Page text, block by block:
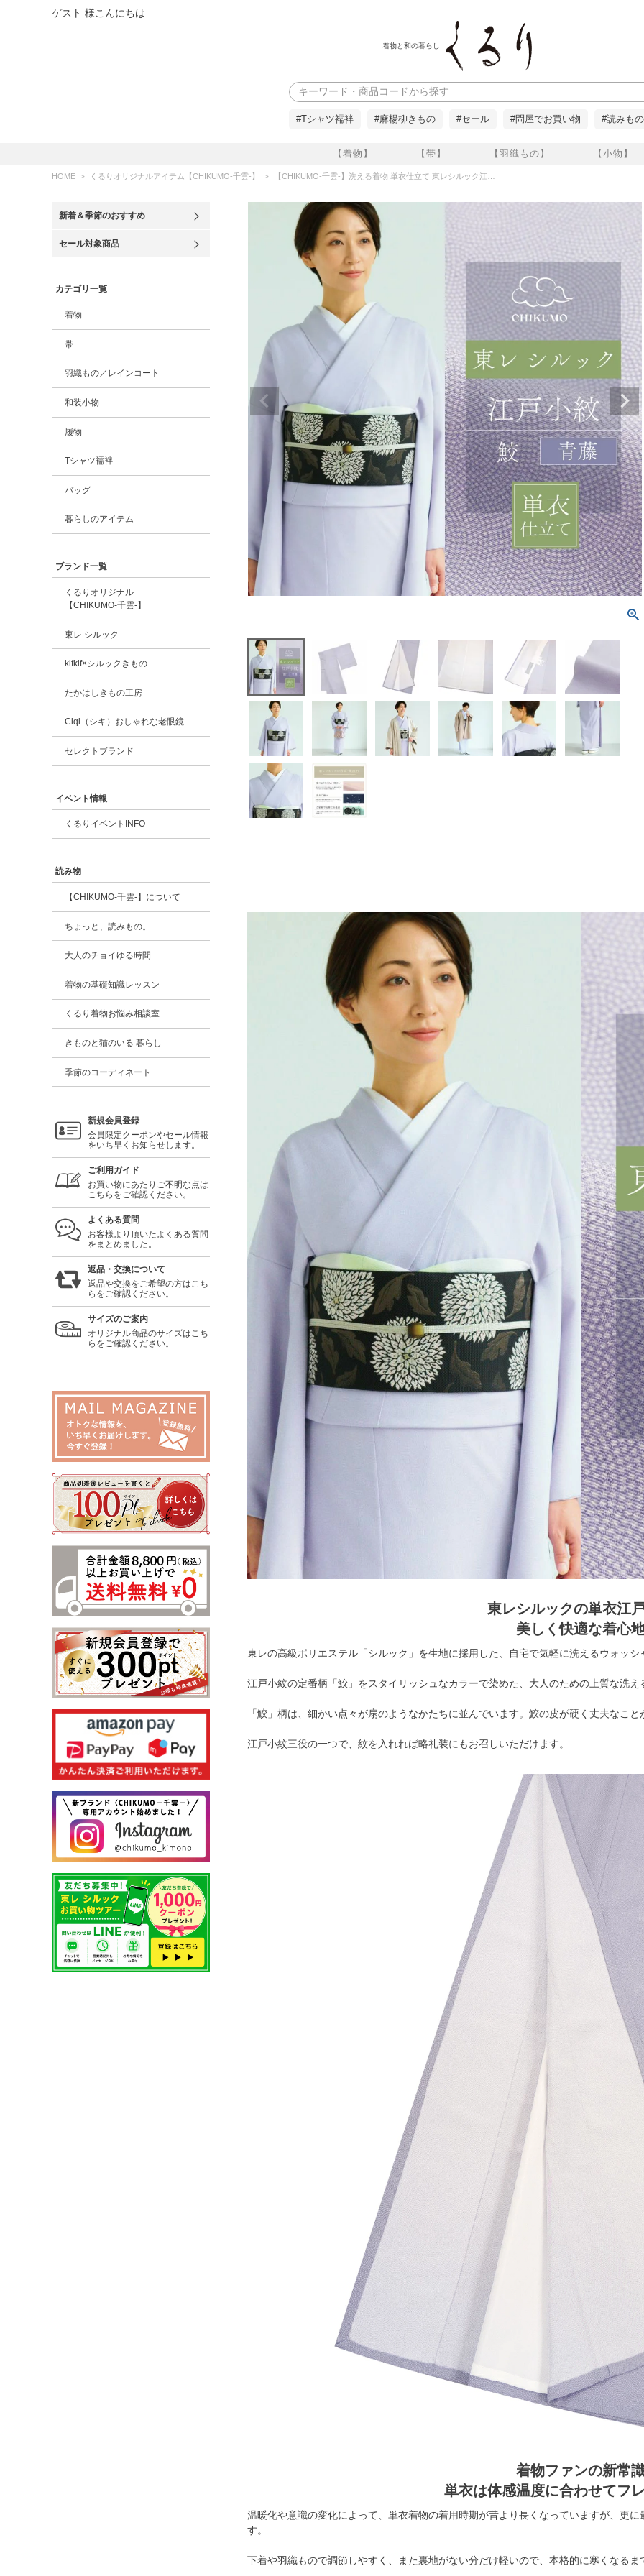
ゲスト 様こんにちは
着物と和の暮らし
【着物】 【帯】 【羽織もの】 【小物】
検索
#Tシャツ襦袢 #麻楊柳きもの #セール #問屋でお買い物 #読みもの
HOME くるりオリジナルアイテム【CHIKUMO-千雲-】 【CHIKUMO-千雲-】洗える着物 単衣仕立て 東レシルック江戸小紋 鮫/青藤 くるり
新着＆季節のおすすめ
セール対象商品
カテゴリ一覧
着物
帯
羽織もの／レインコート
和装小物
履物
Tシャツ襦袢
バッグ
暮らしのアイテム
ブランド一覧
くるりオリジナル
【CHIKUMO-千雲-】
東レ シルック
kifkif×シルックきもの
たかはしきもの工房
Ciqi（シキ）おしゃれな老眼鏡
セレクトブランド
イベント情報
くるりイベントINFO
読み物
【CHIKUMO-千雲-】について
ちょっと、読みもの。
大人のチョイゆる時間
着物の基礎知識レッスン
くるり着物お悩み相談室
きものと猫のいる 暮らし
季節のコーディネート
新規会員登録
会員限定クーポンやセール情報
をいち早くお知らせします。
ご利用ガイド
お買い物にあたりご不明な点は
こちらをご確認ください。
よくある質問
お客様より頂いたよくある質問
をまとめました。
返品・交換について
返品や交換をご希望の方はこち
らをご確認ください。
サイズのご案内
オリジナル商品のサイズはこち
らをご確認ください。
東レシルックの単衣江
美しく快適な着心
東レの高級ポリエステル「シルック」を生地に採用した、自宅で気軽に洗えるウォッ
江戸小紋の定番柄「鮫」をスタイリッシュなカラーで染めた、大人のための上質な洗え
「鮫」柄は、細かい点々が扇のようなかたちに並んでいます。鮫の皮が硬く丈夫なこ
江戸小紋三役の一つで、紋を入れれば略礼装にもお召しいただけます。
着物ファンの新常
単衣は体感温度に合わせてフ
温暖化や意識の変化によって、単衣着物の着用時期が昔より長くなっていますが、更
す。
下着や羽織もので調節しやすく、また裏地がない分だけ軽いので、本格的に寒くなる